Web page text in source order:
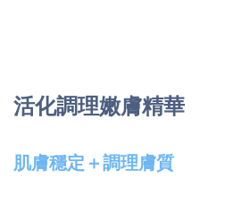
活化調理嫩膚精華
肌膚穩定＋調理膚質